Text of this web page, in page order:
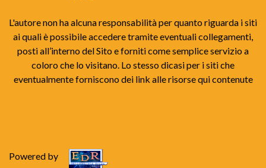
L'autore non ha alcuna responsabilità per quanto riguarda i siti
ai quali è possibile accedere tramite eventuali collegamenti,
posti all’interno del Sito e forniti come semplice servizio a
coloro che lo visitano. Lo stesso dicasi per i siti che
eventualmente forniscono dei link alle risorse qui contenute
Powered by